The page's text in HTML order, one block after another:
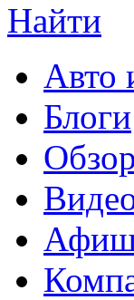
Найти
Авто
Блоги